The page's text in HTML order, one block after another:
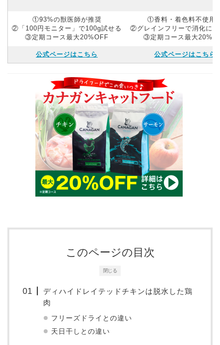
①93%の獣医師が推奨
②「100円モニター」で100g試せる
③定期コース最大20%OFF
①香料・着色料不使用
②グレインフリーで消化に
③定期コース最大
公式ページはこちら 公式ページはこちら
閉じる
このページの目次
ディハイドレイテッドチキンは脱水した鶏
肉
フリーズドライとの違い
天日干しとの違い